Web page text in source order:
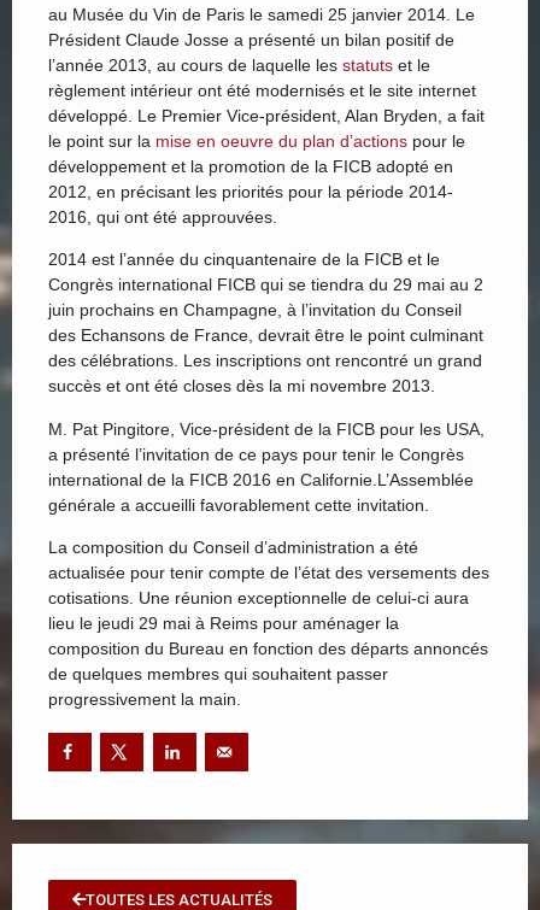
au Musée du Vin de Paris le samedi 25 janvier 2014. Le
Président Claude Josse a présenté un bilan positif de
l’année 2013, au cours de laquelle les statuts et le
règlement intérieur ont été modernisés et le site internet
développé. Le Premier Vice-président, Alan Bryden, a fait
le point sur la mise en oeuvre du plan d’actions pour le
développement et la promotion de la FICB adopté en
2012, en précisant les priorités pour la période 2014-
2016, qui ont été approuvées.
2014 est l’année du cinquantenaire de la FICB et le
Congrès international FICB qui se tiendra du 29 mai au 2
juin prochains en Champagne, à l’invitation du Conseil
des Echansons de France, devrait être le point culminant
des célébrations. Les inscriptions ont rencontré un grand
succès et ont été closes dès la mi novembre 2013.
M. Pat Pingitore, Vice-président de la FICB pour les USA,
a présenté l’invitation de ce pays pour tenir le Congrès
international de la FICB 2016 en Californie.L’Assemblée
générale a accueilli favorablement cette invitation.
La composition du Conseil d’administration a été
actualisée pour tenir compte de l’état des versements des
cotisations. Une réunion exceptionnelle de celui-ci aura
lieu le jeudi 29 mai à Reims pour aménager la
composition du Bureau en fonction des départs annoncés
de quelques membres qui souhaitent passer
progressivement la main.
TOUTES LES ACTUALITÉS